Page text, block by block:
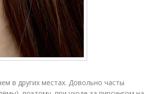
в других местах. Довольно часты